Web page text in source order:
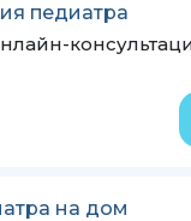
педиатра
на дом